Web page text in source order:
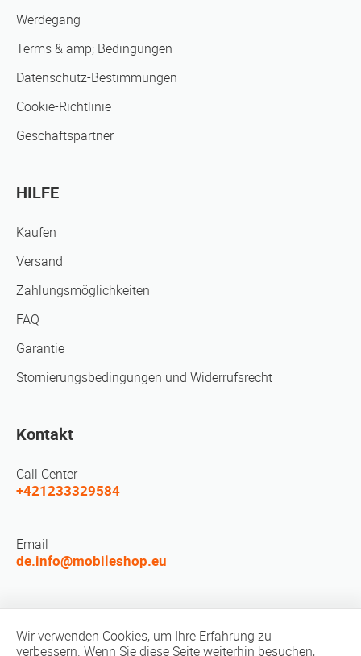
Werdegang
Terms & amp; Bedingungen
Datenschutz-Bestimmungen
Cookie-Richtlinie
Geschäftspartner
HILFE
Kaufen
Versand
Zahlungsmöglichkeiten
FAQ
Garantie
Stornierungsbedingungen und Widerrufsrecht
Kontakt
Call Center
+421233329584
Email
de.info@mobileshop.eu
Wir verwenden Cookies, um Ihre Erfahrung zu
verbessern. Wenn Sie diese Seite weiterhin besuchen,